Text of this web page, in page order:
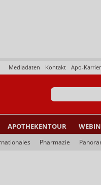
Apo-
Kontakt
Mediadaten
APOTHEKENTOUR
Pharmazie